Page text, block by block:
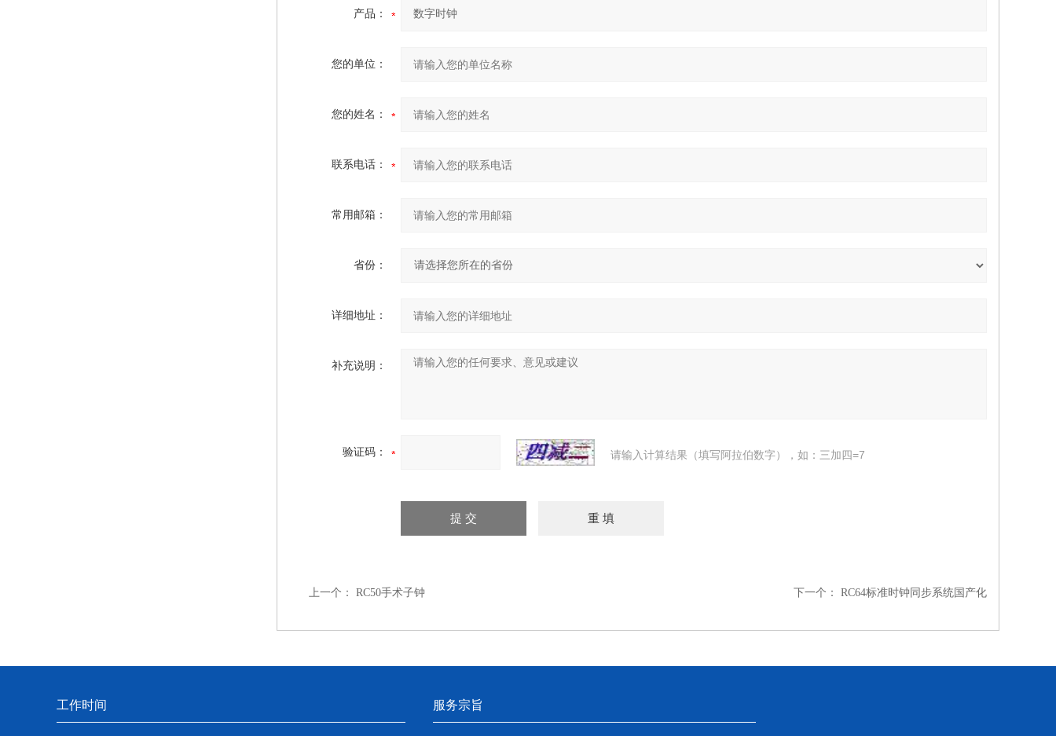
产品：
您的单位：
您的姓名：
联系电话：
常用邮箱：
省份：
详细地址：
补充说明：
验证码： 请输入计算结果（填写阿拉伯数字），如：三加四=7
上一个： RC50手术子钟 下一个： RC64标准时钟同步系统国产化
工作时间 服务宗旨